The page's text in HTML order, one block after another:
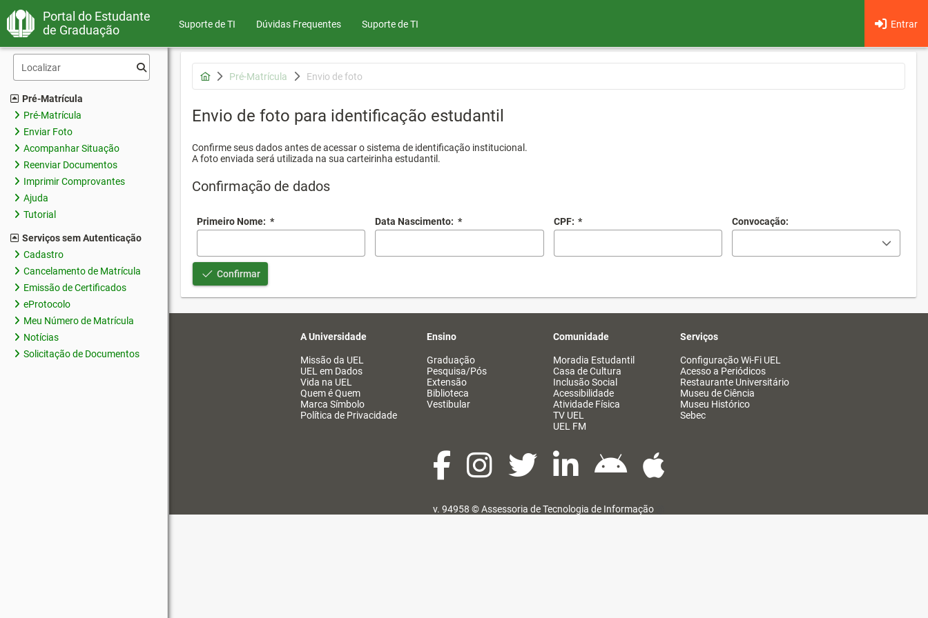
Portal do Estudante
de Graduação
Suporte de TI Dúvidas Frequentes Entrar
Suporte de TI
Pré-Matrícula
Pré-Matrícula
Enviar Foto
Acompanhar Situação
Reenviar Documentos
Imprimir Comprovantes
Ajuda
Tutorial
Serviços sem Autenticação
Cadastro
Cancelamento de Matrícula
Emissão de Certificados
eProtocolo
Meu Número de Matrícula
Notícias
Solicitação de Documentos
Pré-Matrícula Envio de foto
Envio de foto para identificação estudantil
Confirme seus dados antes de acessar o sistema de identificação institucional.
A foto enviada será utilizada na sua carteirinha estudantil.
Confirmação de dados
Primeiro Nome: * Data Nascimento: * CPF: * Convocação:
Confirmar
A Universidade
Missão da UEL
UEL em Dados
Vida na UEL
Quem é Quem
Marca Símbolo
Política de Privacidade
Ensino
Graduação
Pesquisa/Pós
Extensão
Biblioteca
Vestibular
Comunidade
Moradia Estudantil
Casa de Cultura
Inclusão Social
Acessibilidade
Atividade Física
TV UEL
UEL FM
Serviços
Configuração Wi-Fi UEL
Acesso a Periódicos
Restaurante Universitário
Museu de Ciência
Museu Histórico
Sebec
v. 94958 ©Assessoria de Tecnologia de Informação